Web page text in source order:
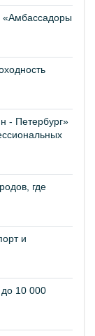
«Амбассадоры
- Петербург»
где
и
10 000